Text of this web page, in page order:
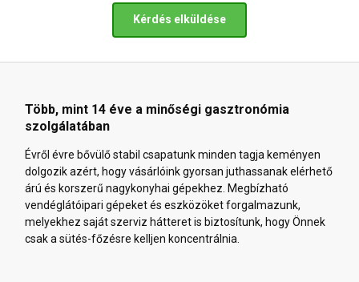
Kérdés elküldése
Több, mint 14 éve a minőségi gasztronómia
szolgálatában
Évről évre bővülő stabil csapatunk minden tagja keményen
dolgozik azért, hogy vásárlóink gyorsan juthassanak elérhető
árú és korszerű nagykonyhai gépekhez. Megbízható
vendéglátóipari gépeket és eszközöket forgalmazunk,
melyekhez saját szerviz hátteret is biztosítunk, hogy Önnek
csak a sütés-főzésre kelljen koncentrálnia.